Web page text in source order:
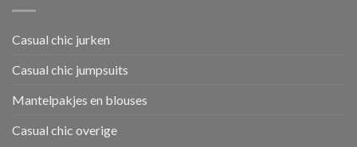
Casual chic jurken
Casual chic jumpsuits
Mantelpakjes en blouses
Casual chic overige